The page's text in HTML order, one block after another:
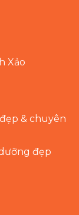
Xảo
& chuyên
đẹp